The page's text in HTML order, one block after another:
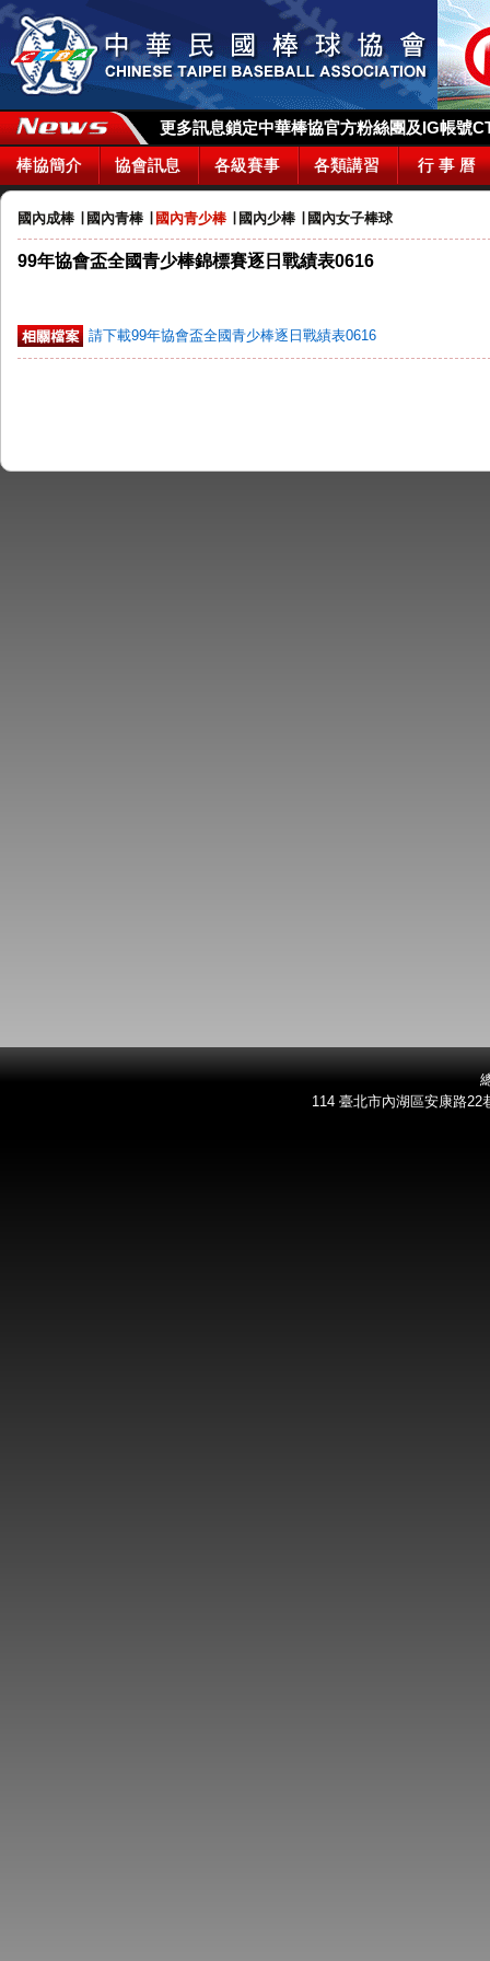
更多訊息鎖定中華棒協官方粉絲團及IG帳號
棒協簡介 協會訊息 各級賽事 各類講習 行 事 曆
國內成棒 國內青棒 國內青少棒 國內少棒 國內女子棒球
99年協會盃全國青少棒錦標賽逐日戰績表0616
請下載99年協會盃全國青少棒逐日戰績表0616
114 臺北市內湖區安康路22